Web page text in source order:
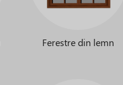
Ferestre din lemn